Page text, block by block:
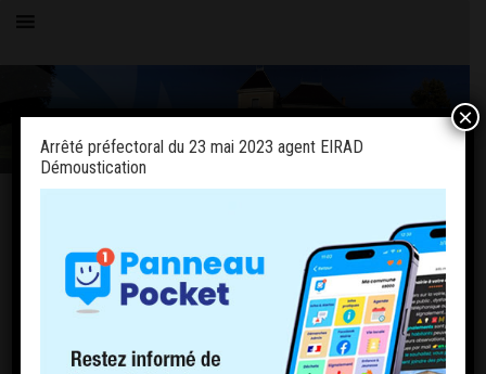
Arrêté préfectoral du 23 mai 2023 agent
EIRAD Démoustication
Arrêté préfectoral du 23 mai 2023 agent EIRAD
Démoustication
×